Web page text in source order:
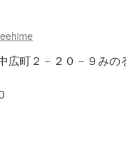
町２－２０－９みの